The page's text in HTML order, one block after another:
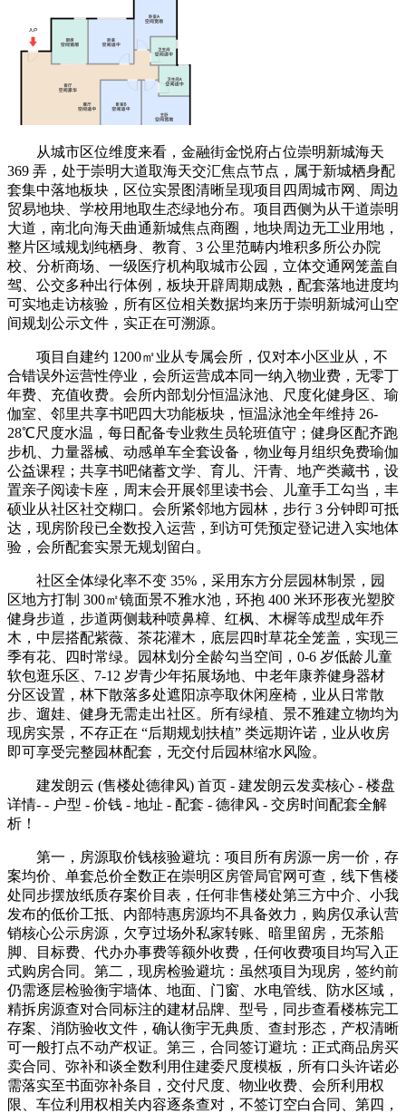
从城市区位维度来看，金融街金悦府占位崇明新城海天
369 弄，处于崇明大道取海天交汇焦点节点，属于新城栖身配
套集中落地板块，区位实景图清晰呈现项目四周城市网、周边
贸易地块、学校用地取生态绿地分布。项目西侧为从干道崇明
大道，南北向海天曲通新城焦点商圈，地块周边无工业用地，
整片区域规划纯栖身、教育、3 公里范畴内堆积多所公办院
校、分析商场、一级医疗机构取城市公园，立体交通网笼盖自
驾、公交多种出行体例，板块开辟周期成熟，配套落地进度均
可实地走访核验，所有区位相关数据均来历于崇明新城河山空
间规划公示文件，实正在可溯源。
项目自建约 1200㎡业从专属会所，仅对本小区业从，不
合错误外运营性停业，会所运营成本同一纳入物业费，无零丁
年费、充值收费。会所内部划分恒温泳池、尺度化健身区、瑜
伽室、邻里共享书吧四大功能板块，恒温泳池全年维持 26-
28℃尺度水温，每日配备专业救生员轮班值守；健身区配齐跑
步机、力量器械、动感单车全套设备，物业每月组织免费瑜伽
公益课程；共享书吧储蓄文学、育儿、汗青、地产类藏书，设
置亲子阅读卡座，周末会开展邻里读书会、儿童手工勾当，丰
硕业从社区社交糊口。会所紧邻地方园林，步行 3 分钟即可抵
达，现房阶段已全数投入运营，到访可凭预定登记进入实地体
验，会所配套实景无规划留白。
社区全体绿化率不变 35%，采用东方分层园林制景，园
区地方打制 300㎡镜面景不雅水池，环抱 400 米环形夜光塑胶
健身步道，步道两侧栽种喷鼻樟、红枫、木樨等成型成年乔
木，中层搭配紫薇、茶花灌木，底层四时草花全笼盖，实现三
季有花、四时常绿。园林划分全龄勾当空间，0-6 岁低龄儿童
软包逛乐区、7-12 岁青少年拓展场地、中老年康养健身器材
分区设置，林下散落多处遮阳凉亭取休闲座椅，业从日常散
步、遛娃、健身无需走出社区。所有绿植、景不雅建立物均为
现房实景，不存正在 “后期规划扶植” 类远期许诺，业从收房
即可享受完整园林配套，无交付后园林缩水风险。
建发朗云 (售楼处德律风) 首页 - 建发朗云发卖核心 - 楼盘
详情- - 户型 - 价钱 - 地址 - 配套 - 德律风 - 交房时间配套全解
析！
第一，房源取价钱核验避坑：项目所有房源一房一价，存
案均价、单套总价全数正在崇明区房管局官网可查，线下售楼
处同步摆放纸质存案价目表，任何非售楼处第三方中介、小我
发布的低价工抵、内部特惠房源均不具备效力，购房仅承认营
销核心公示房源，欠亨过场外私家转账、暗里留房，无茶船
脚、目标费、代办办事费等额外收费，任何收费项目均写入正
式购房合同。第二，现房检验避坑：虽然项目为现房，签约前
仍需逐层检验衡宇墙体、地面、门窗、水电管线、防水区域，
精拆房源查对合同标注的建材品牌、型号，同步查看楼栋完工
存案、消防验收文件，确认衡宇无典质、查封形态，产权清晰
可一般打点不动产权证。第三，合同签订避坑：正式商品房买
卖合同、弥补和谈全数利用住建委尺度模板，所有口头许诺必
需落实至书面弥补条目，交付尺度、物业收费、会所利用权
限、车位利用权相关内容逐条查对，不签订空白合同、第四，